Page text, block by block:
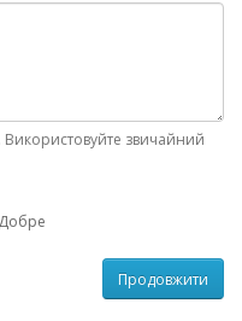
Використовуйте звичайний
Добре
Продовжити